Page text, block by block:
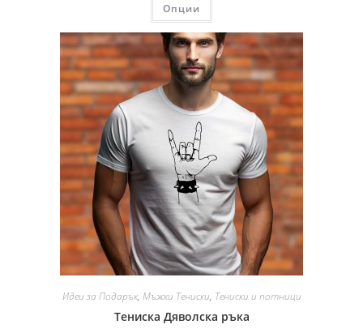
Опции
Идеи за Подарък, Мъжки Тениски, Тениски и потници
Тениска Дяволска ръка